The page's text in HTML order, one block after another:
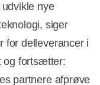
nye
siger
for delleverancer i
og fortsætter:
partnere afprøve